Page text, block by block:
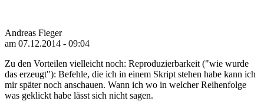
Andreas Fieger
am 07.12.2014 - 09:04
Zu den Vorteilen vielleicht noch: Reproduzierbarkeit ("wie wurde
das erzeugt"): Befehle, die ich in einem Skript stehen habe kann ich
mir später noch anschauen. Wann ich wo in welcher Reihenfolge
was geklickt habe lässt sich nicht sagen.